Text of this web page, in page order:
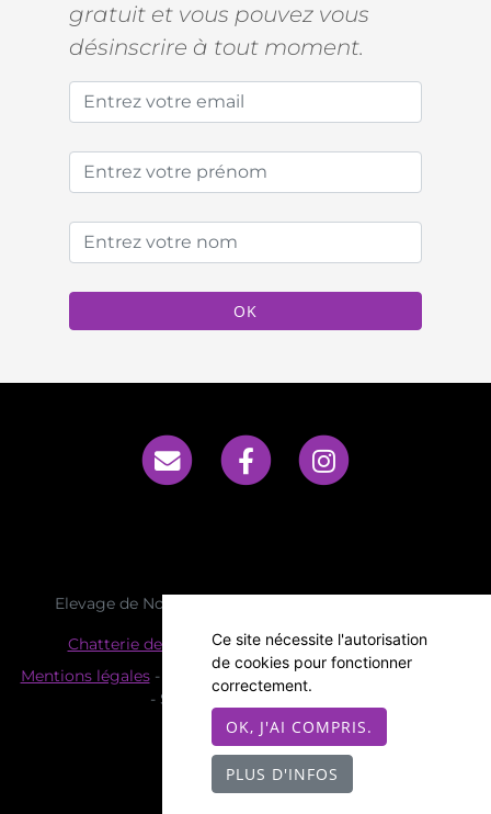
gratuit et vous pouvez vous
désinscrire à tout moment.
OK
Elevage de Norvégien situé en Charente-Maritime
Chatterie de Ci'Varonesurchat-et-chaton.com
Mentions légales- Copyright© Chatterie de Ci'Varone 2026
- Site créé avec
Ce site nécessite l'autorisation
de cookies pour fonctionner
correctement.
OK, J'AI COMPRIS.
PLUS D'INFOS